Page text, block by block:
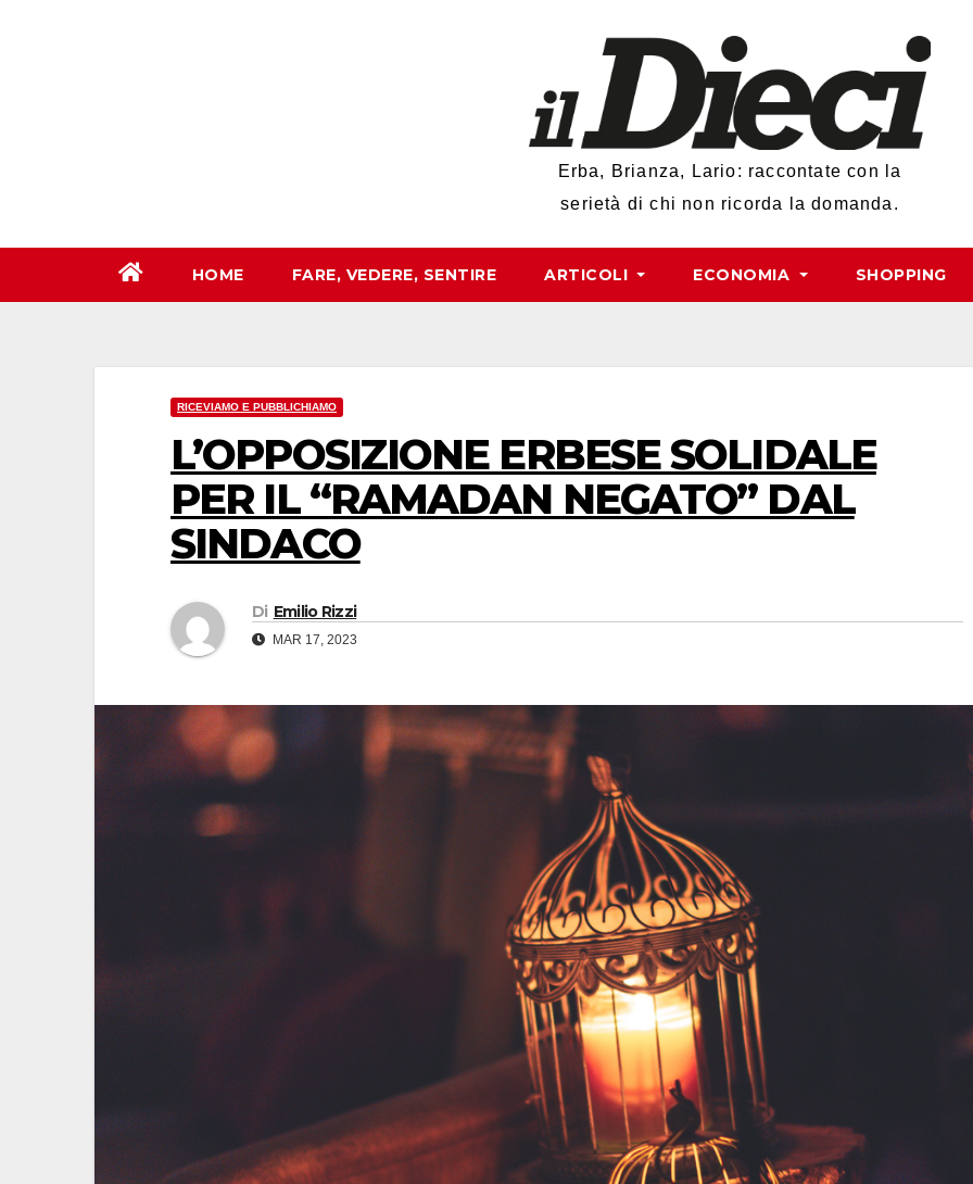
Erba, Brianza, Lario: raccontate con la
serietà di chi non ricorda la domanda.
HOME FARE, VEDERE, SENTIRE ARTICOLI ECONOMIA SHOPPING
RICEVIAMO E PUBBLICHIAMO
L’OPPOSIZIONE ERBESE SOLIDALE
PER IL “RAMADAN NEGATO” DAL
SINDACO
Di Emilio Rizzi
MAR 17, 2023